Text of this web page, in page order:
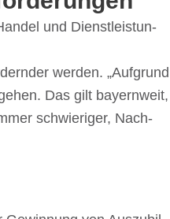
und Dienst­leis­tun­
werden. „Aufgrund
Das gilt bayern­weit,
schwie­ri­ger, Nach­